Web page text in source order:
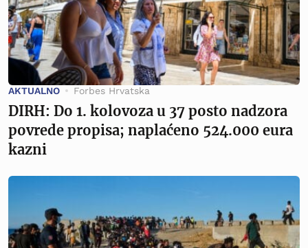
AKTUALNO Forbes Hrvatska
DIRH: Do 1. kolovoza u 37 posto nadzora
povrede propisa; naplaćeno 524.000 eura
kazni